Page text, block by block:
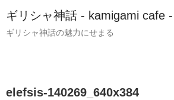
ギリシャ神話 - kamigami cafe -
ギリシャ神話の魅力にせまる
elefsis-140269_640x384